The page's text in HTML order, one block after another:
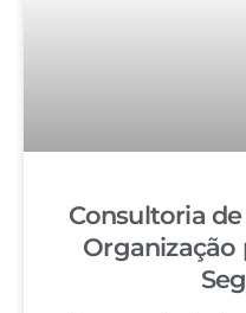
Consultoria
Organização